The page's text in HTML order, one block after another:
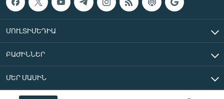
ՄՈՒԼՏԻՄԵԴԻԱ
ԲԱԺԻՆՆԵՐ
ՄԵՐ ՄԱՍԻՆ